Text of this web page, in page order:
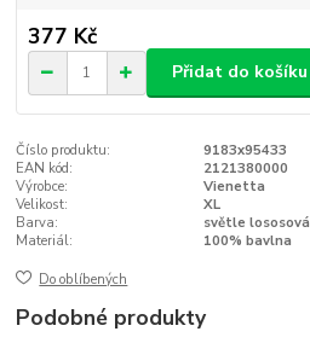
377 Kč
Přidat do košíku
Číslo produktu:
9183x95433
EAN kód:
2121380000
Výrobce:
Vienetta
Velikost:
XL
Barva:
světle lososová
Materiál:
100% bavlna
Do oblíbených
Podobné produkty